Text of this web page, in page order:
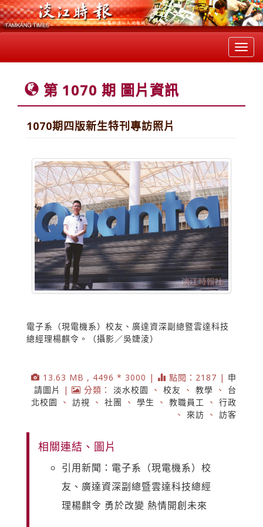
第 1070 期 圖片資訊
1070期四版新生特刊專訪照片
電子系（現電機系）校友、廣達資深副總暨雲達科技
總經理楊麒令。（攝影／吳婕淩）
13.63 MB , 4496 * 3000 | 點閱：2187 | 申
請圖片
| 分類： 淡水校園 、 校友 、 教學 、 台
北校園
、 訪視 、 社團 、 學生 、 教職員工 、 行政
、 來訪 、 訪客
相關連結、圖片
引用新聞：電子系（現電機系）校
友、廣達資深副總暨雲達科技總經
理楊麒令 勇於改變 熱情開創未來